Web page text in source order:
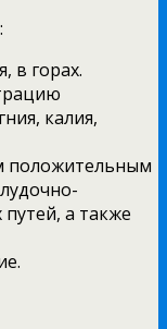
в горах.
калия,
положительным
а также